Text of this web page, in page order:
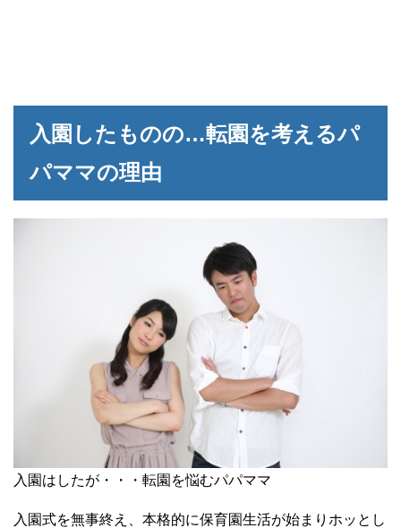
入園したものの…転園を考えるパ
パママの理由
入園はしたが・・・転園を悩むパパママ
入園式を無事終え、本格的に保育園生活が始まりホッとし